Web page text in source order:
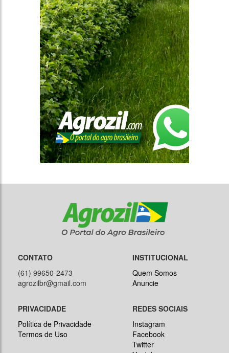
CONTATO
(61) 99650-2473
agrozilbr@gmail.com
INSTITUCIONAL
Quem Somos
Anuncie
PRIVACIDADE
Política de Privacidade
Termos de Uso
REDES SOCIAIS
Instagram
Facebook
Twitter